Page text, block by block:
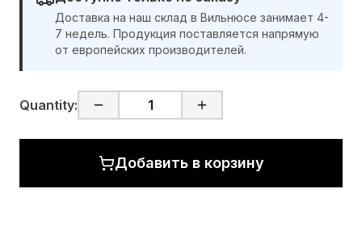
Доставка на наш склад в Вильнюсе занимает 4-
7 недель. Продукция поставляется напрямую
от европейских производителей.
Quantity:
Добавить в корзину